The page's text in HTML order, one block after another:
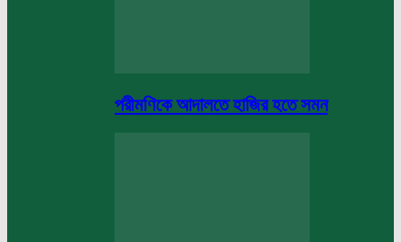
পরীমণিকে আদালতে হাজির হতে সমন